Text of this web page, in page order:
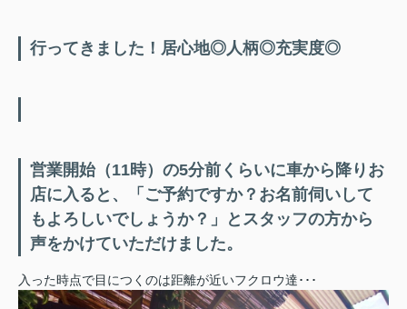
行ってきました！居心地◎人柄◎充実度◎
営業開始（11時）の5分前くらいに車から降りお
店に入ると、「ご予約ですか？お名前伺いして
もよろしいでしょうか？」とスタッフの方から
声をかけていただけました。
入った時点で目につくのは距離が近いフクロウ達･･･